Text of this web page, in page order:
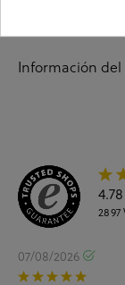
Información
4.78
2897
07/08/2026